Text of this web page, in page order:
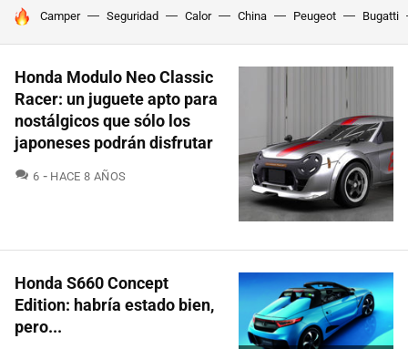
HOY SE HABLA DE
Camper Seguridad Calor China Peugeot Bugatti
Honda Modulo Neo Classic
Racer: un juguete apto para
nostálgicos que sólo los
japoneses podrán disfrutar
6 COMENTARIOS
HACE 8 AÑOS
Honda S660 Concept
Edition: habría estado bien,
pero...